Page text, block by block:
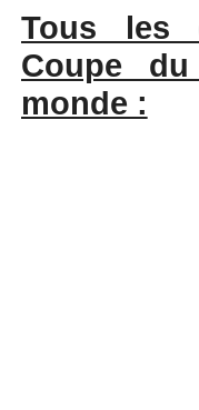
Tous les
Coupe
monde :